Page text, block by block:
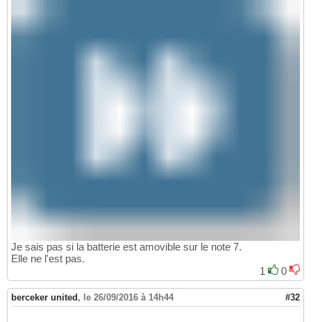
Je sais pas si la batterie est amovible sur le note 7.
Elle ne l'est pas.
1
0
berceker united, le 26/09/2016 à 14h44 #32